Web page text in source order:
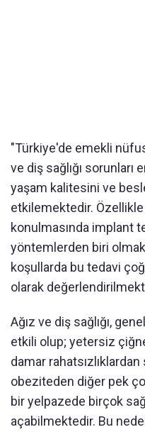
"Türkiye'de emekli
ve diş sağlığı sorunları
yaşam kalitesini ve
etkilemektedir.
konulmasında implant
yöntemlerden biri
koşullarda bu tedavi
olarak
Ağız ve diş sağlığı,
etkili olup; yetersiz
damar
obeziteden diğer pek
bir yelpazede birçok
açabilmektedir. Bu